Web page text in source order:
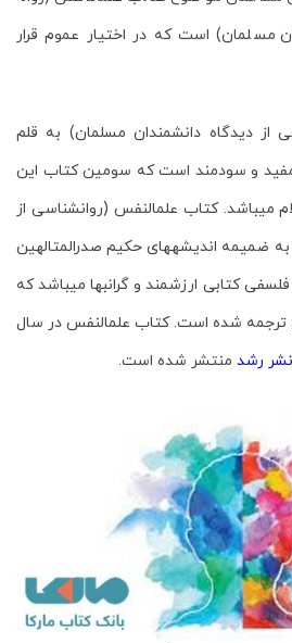
مسلمان)است که در اختیار عموم قرار
از دیدگاه دانش­مندان مسلمان) به قلم
و سودمند است که سومین کتاب این
می­باشد. کتاب علم­النفس (روان­شناسی از
ضمیمه اندیشه­های حکیم صدرالمتالهین
کتابی ارزشمند و گران­بها می­باشد که
ترجمه شده است.کتاب علم­النفس در سال
نشر رشد منتشر شده است.